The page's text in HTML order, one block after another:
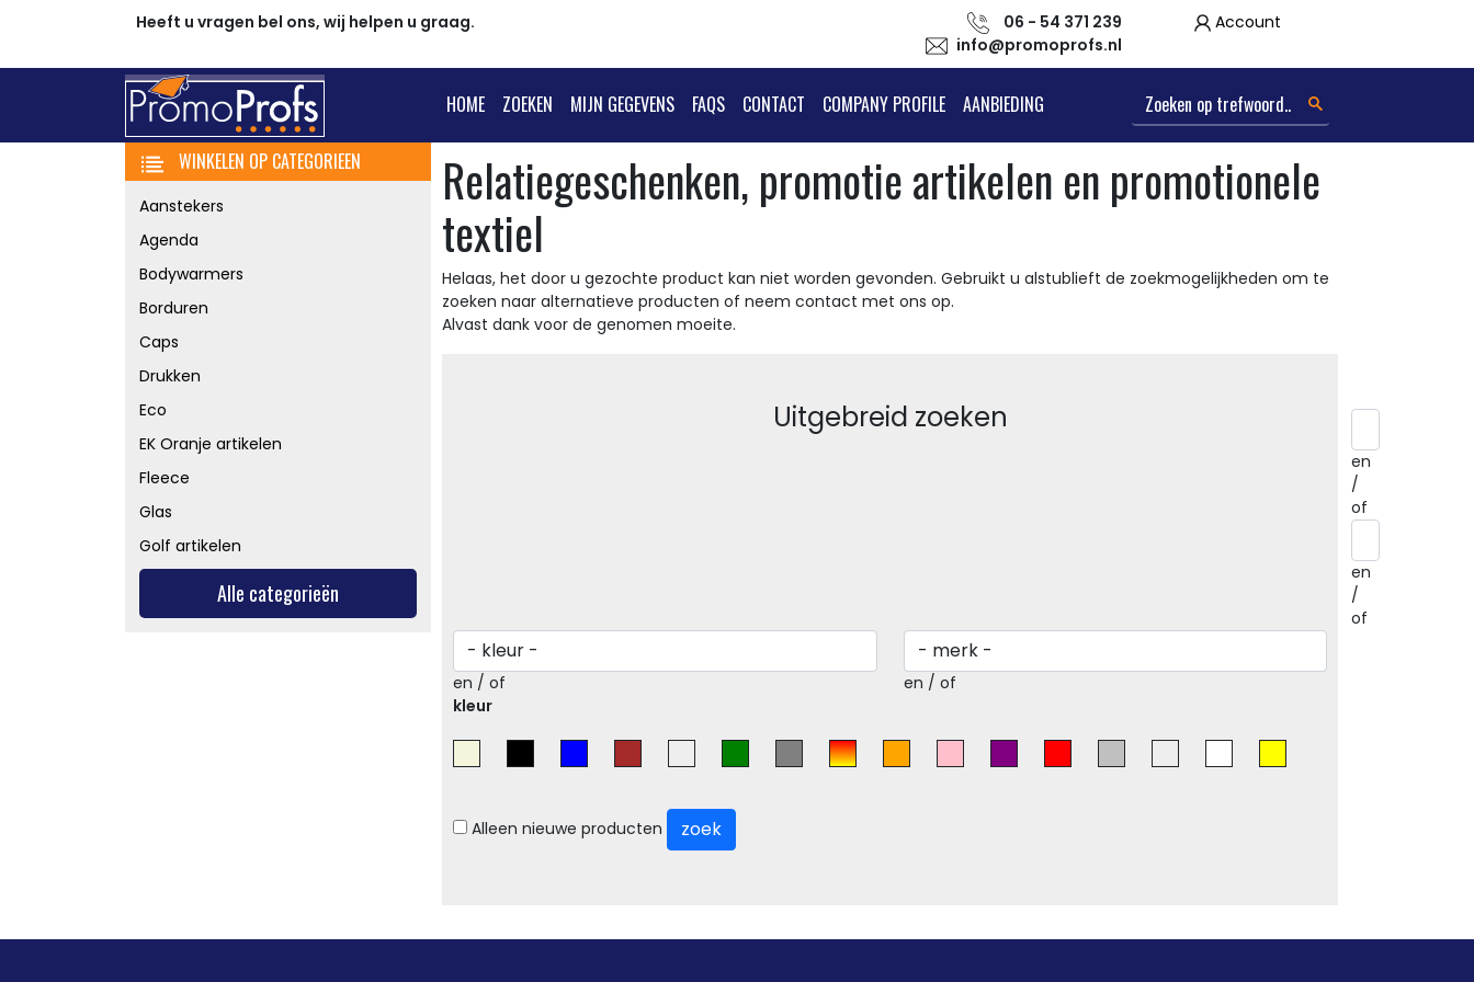
Heeft u vragen bel ons, wij helpen u graag.
06 - 54 371 239
info@promoprofs.nl
Account
HOME ZOEKEN MIJN GEGEVENS FAQS CONTACT COMPANY PROFILE AANBIEDING
WINKELEN OP CATEGORIEEN
Aanstekers
Agenda
Bodywarmers
Borduren
Caps
Drukken
Eco
EK Oranje artikelen
Fleece
Glas
Golf artikelen
Alle categorieën
Relatiegeschenken, promotie artikelen en promotionele
textiel
Helaas, het door u gezochte product kan niet worden gevonden. Gebruikt u alstublieft de zoekmogelijkheden om te
zoeken naar alternatieve producten of neem contact met ons op.
Alvast dank voor de genomen moeite.
Uitgebreid zoeken
en
/
of
en
/
of
en / of
en / of
kleur
Alleen nieuwe producten zoek